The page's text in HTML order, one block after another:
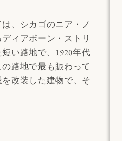
、シカゴのニア・ノ
ィアボーン・ストリ
い路地で、1920年代
路地で最も賑わって
改装した建物で、そ